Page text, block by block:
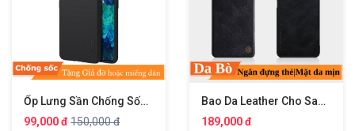
Ốp Lưng Sần Chống Sốc Cho Samsung Galaxy S21 Plus Hiệu Nillkin Super Frosted Shield
99,000 đ 150,000 đ
Bao Da Leather Cho Samsung Galaxy S21 Plus Hiệu Nillkin Qin
189,000 đ